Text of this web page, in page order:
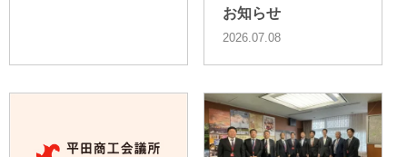
お知らせ
2026.07.08